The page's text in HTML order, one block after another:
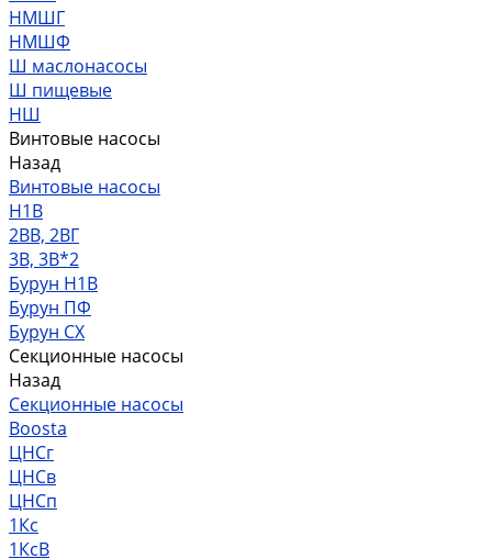
НМШГ
НМШФ
Ш маслонасосы
Ш пищевые
НШ
Винтовые насосы
Назад
Винтовые насосы
Н1В
2ВВ, 2ВГ
3В, 3В*2
Бурун Н1В
Бурун ПФ
Бурун СХ
Секционные насосы
Назад
Секционные насосы
Boosta
ЦНСг
ЦНСв
ЦНСп
1Кс
1КсВ